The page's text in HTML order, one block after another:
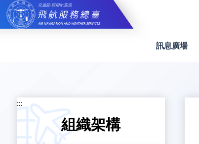
跳
到
主
要
訊息廣場
:::
:::
組織架構